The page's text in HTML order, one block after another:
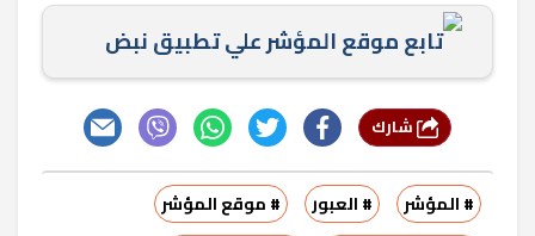
تابع موقع المؤشر علي تطبيق نبض
# المؤشر # العبور
# موقع المؤشر